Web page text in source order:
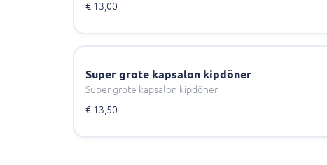
€ 13,00
Super grote kapsalon kipdöner
Super grote kapsalon kipdöner
€ 13,50